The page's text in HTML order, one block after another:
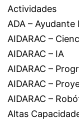
Actividades
ADA –
AIDARAC –
AIDARAC – IA
AIDARAC –
AIDARAC –
AIDARAC –
Altas